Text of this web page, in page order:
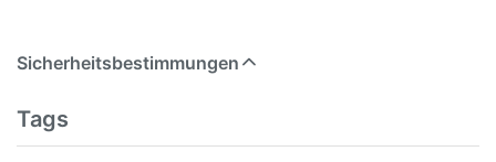
Sicherheitsbestimmungen
Tags